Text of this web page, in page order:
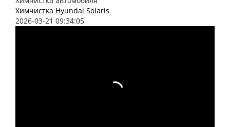
Химчистка Hyundai Solaris
2026-03-21 09:34:05